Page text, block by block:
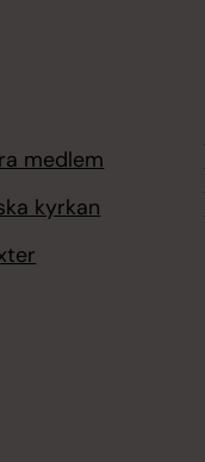
medlem
kyrkan